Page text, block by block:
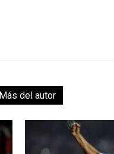
Más del autor